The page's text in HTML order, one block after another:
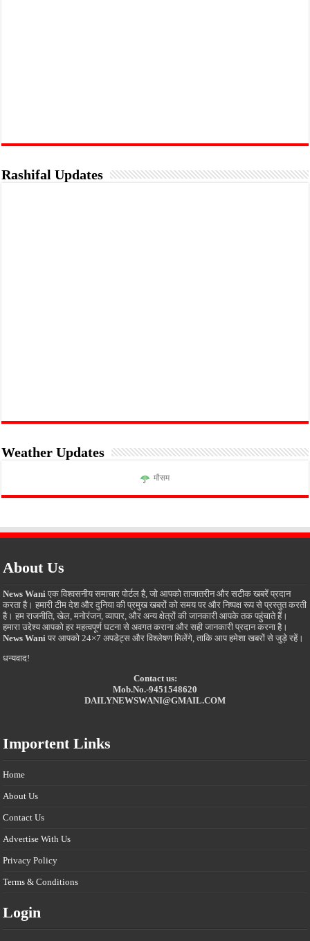
Rashifal Updates
Weather Updates
मौसम
About Us
News Wani एक विश्वसनीय समाचार पोर्टल है, जो आपको ताजातरीन और सटीक खबरें प्रदान
करता है। हमारी टीम देश और दुनिया की प्रमुख खबरों को समय पर और निष्पक्ष रूप से प्रस्तुत करती
है। हम राजनीति, खेल, मनोरंजन, व्यापार, और अन्य क्षेत्रों की जानकारी आपके तक पहुंचाते हैं।
हमारा उद्देश्य आपको हर महत्वपूर्ण घटना से अवगत कराना और सही जानकारी प्रदान करना है।
News Wani पर आपको 24×7 अपडेट्स और विश्लेषण मिलेंगे, ताकि आप हमेशा खबरों से जुड़े रहें।
धन्यवाद!
Contact us:
Mob.No.-9451548620
DAILYNEWSWANI@GMAIL.COM
Importent Links
Home
About Us
Contact Us
Advertise With Us
Privacy Policy
Terms & Conditions
Login